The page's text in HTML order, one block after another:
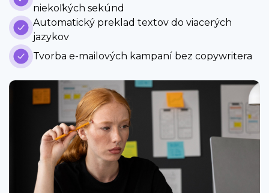
niekoľkých sekúnd
Automatický preklad textov do viacerých
jazykov
Tvorba e-mailových kampaní bez copywritera